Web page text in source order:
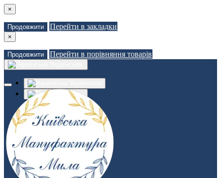
×
Продовжити Перейти в закладки
×
Продовжити Перейти в порівняння товарів
Russian
Закладки (0)
Порівняння товарів (0)
Зв'язатися з нами
Авторизація
Реєстрація